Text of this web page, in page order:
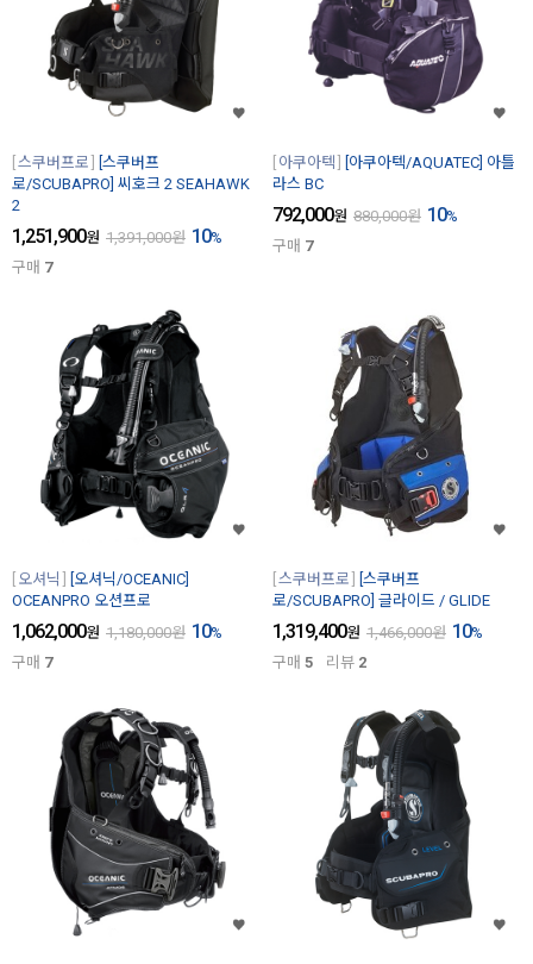
스쿠버프로
[스쿠버프
로/SCUBAPRO] 씨호크 2 SEAHAWK
2
1,251,900원 1,391,000원 10%
구매 7
아쿠아텍
[아쿠아텍/AQUATEC] 아틀
라스 BC
792,000원 880,000원 10%
구매 7
오셔닉
[오셔닉/OCEANIC]
OCEANPRO 오션프로
1,062,000원 1,180,000원 10%
구매 7
스쿠버프로
[스쿠버프
로/SCUBAPRO] 글라이드 / GLIDE
1,319,400원 1,466,000원 10%
구매 5 리뷰 2